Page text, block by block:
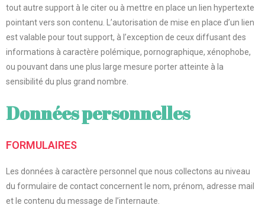
tout autre support à le citer ou à mettre en place un lien hypertexte
pointant vers son contenu. L’autorisation de mise en place d’un lien
est valable pour tout support, à l’exception de ceux diffusant des
informations à caractère polémique, pornographique, xénophobe,
ou pouvant dans une plus large mesure porter atteinte à la
sensibilité du plus grand nombre.
Données personnelles
FORMULAIRES
Les données à caractère personnel que nous collectons au niveau
du formulaire de contact concernent le nom, prénom, adresse mail
et le contenu du message de l’internaute.